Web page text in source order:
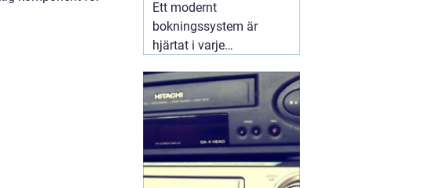
Ett modernt
bokningssystem är
hjärtat i varje
gäster förväntar sig
snabb onlinebokning,
smidig incheckning och
tydlig kommunikation,
räcker det inte längre
med excelark eller